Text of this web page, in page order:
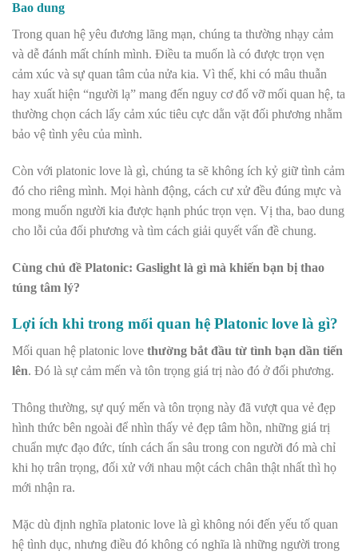
Bao dung
Trong quan hệ yêu đương lãng mạn, chúng ta thường nhạy cảm
và dễ đánh mất chính mình. Điều ta muốn là có được trọn vẹn
cảm xúc và sự quan tâm của nửa kia. Vì thế, khi có mâu thuẫn
hay xuất hiện “người lạ” mang đến nguy cơ đổ vỡ mối quan hệ, ta
thường chọn cách lấy cảm xúc tiêu cực dằn vặt đối phương nhằm
bảo vệ tình yêu của mình.
Còn với platonic love là gì, chúng ta sẽ không ích kỷ giữ tình cảm
đó cho riêng mình. Mọi hành động, cách cư xử đều đúng mực và
mong muốn người kia được hạnh phúc trọn vẹn. Vị tha, bao dung
cho lỗi của đối phương và tìm cách giải quyết vấn đề chung.
Cùng chủ đề Platonic: Gaslight là gì mà khiến bạn bị thao
túng tâm lý?
Lợi ích khi trong mối quan hệ Platonic love là gì?
Mối quan hệ platonic love thường bắt đầu từ tình bạn dần tiến
lên. Đó là sự cảm mến và tôn trọng giá trị nào đó ở đối phương.
Thông thường, sự quý mến và tôn trọng này đã vượt qua vẻ đẹp
hình thức bên ngoài để nhìn thấy vẻ đẹp tâm hồn, những giá trị
chuẩn mực đạo đức, tính cách ẩn sâu trong con người đó mà chỉ
khi họ trân trọng, đối xử với nhau một cách chân thật nhất thì họ
mới nhận ra.
Mặc dù định nghĩa platonic love là gì không nói đến yếu tố quan
hệ tình dục, nhưng điều đó không có nghĩa là những người trong